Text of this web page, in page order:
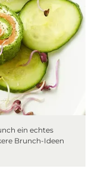
ein echtes
Brunch-Ideen